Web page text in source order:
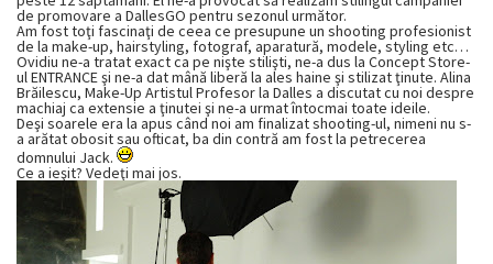
de promovare a DallesGO pentru sezonul următor.
Am fost toţi fascinaţi de ceea ce presupune un shooting profesionist
de la make-up, hairstyling, fotograf, aparatură, modele, styling etc…
Ovidiu ne-a tratat exact ca pe nişte stilişti, ne-a dus la Concept Store-
ul ENTRANCE şi ne-a dat mână liberă la ales haine şi stilizat ţinute. Alina
Brăilescu, Make-Up Artistul Profesor la Dalles a discutat cu noi despre
machiaj ca extensie a ţinutei şi ne-a urmat întocmai toate ideile.
Deşi soarele era la apus când noi am finalizat shooting-ul, nimeni nu s-
a arătat obosit sau ofticat, ba din contră am fost la petrecerea
domnului Jack.
Ce a ieşit? Vedeţi mai jos.